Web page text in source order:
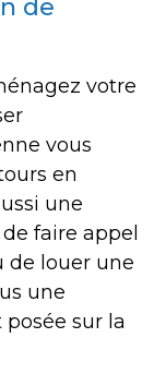
de
votre
vous
en
une
faire appel
de louer une
une
sur la